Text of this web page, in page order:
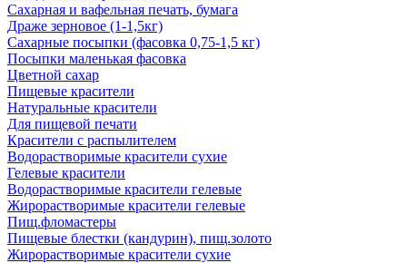
Сахарная и вафельная печать, бумага
Драже зерновое (1-1,5кг)
Сахарные посыпки (фасовка 0,75-1,5 кг)
Посыпки маленькая фасовка
Цветной сахар
Пищевые красители
Натуральные красители
Для пищевой печати
Красители с распылителем
Водорастворимые красители сухие
Гелевые красители
Водорастворимые красители гелевые
Жирорастворимые красители гелевые
Пищ.фломастеры
Пищевые блестки (кандурин), пищ.золото
Жирорастворимые красители сухие